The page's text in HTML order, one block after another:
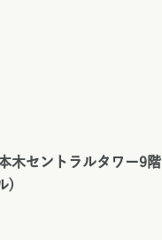
木セントラルタワー9階
)